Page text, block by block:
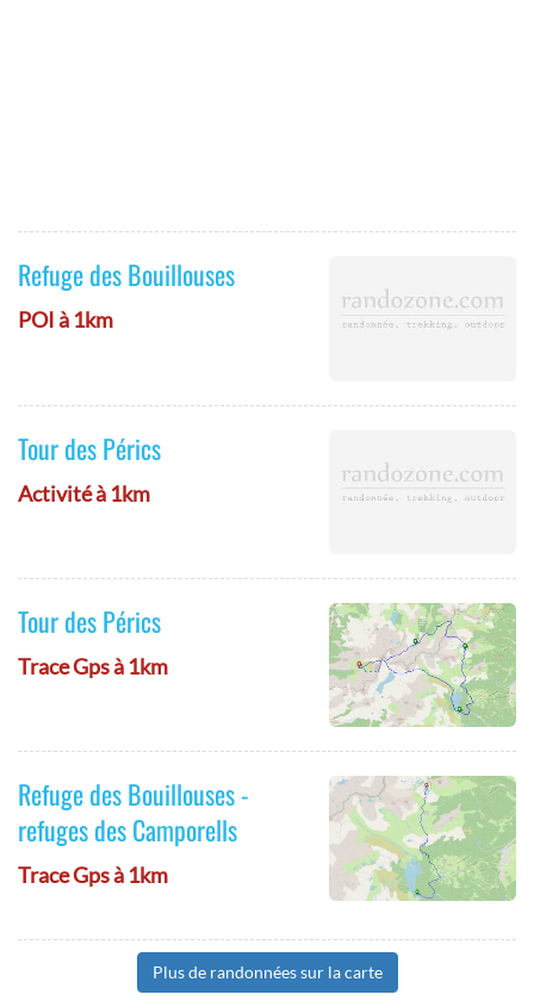
Refuge des Bouillouses
POI à 1km
Tour des Pérics
Activité à 1km
Tour des Pérics
Trace Gps à 1km
Refuge des Bouillouses -
refuges des Camporells
Trace Gps à 1km
Plus de randonnées sur la carte